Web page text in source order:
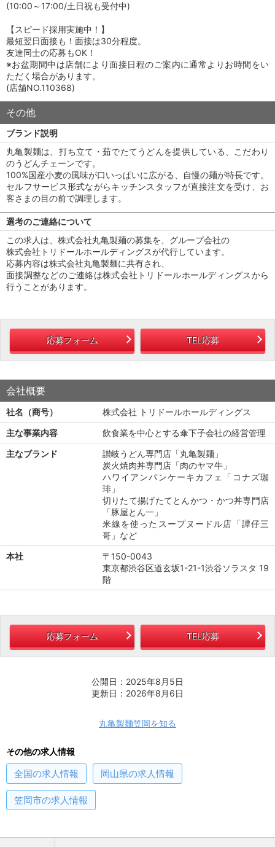
(10:00～17:00/土日祝も受付中)
【スピード採用実施中！】
最短翌日面接も！面接は30分程度。
友達同士の応募もOK！
※お盆期間中は店舗により面接日程のご案内に通常よりお時間をい
ただく場合があります。
(店舗NO.110368)
その他
ブランド説明
丸亀製麺は、打ち立て・茹でたてうどんを提供している、こだわり
のうどんチェーンです。
100%国産小麦の風味が口いっぱいに広がる、自慢の麺が特長です。
セルフサービス形式ながらキッチンスタッフが直接注文を受け、お
客さまの目の前で調理します。
選考のご連絡について
この求人は、株式会社丸亀製麺の募集を、グループ会社の
株式会社トリドールホールディングスが代行しています。
応募内容は株式会社丸亀製麺に共有され、
面接調整などのご連絡は株式会社トリドールホールディングスから
行うことがあります。
応募フォーム TEL応募
会社概要
社名（商号）
株式会社 トリドールホールディングス
主な事業内容
飲食業を中心とする傘下子会社の経営管理
主なブランド
讃岐うどん専門店「丸亀製麺」
炭火焼肉丼専門店「肉のヤマ牛」
ハワイアンパンケーキカフェ「コナズ珈
琲」
切りたて揚げたてとんかつ・かつ丼専門店
「豚屋とん一」
米線を使ったスープヌードル店「譚仔三
哥」など
本社
〒150-0043
東京都渋谷区道玄坂1-21-1渋谷ソラスタ 19
階
応募フォーム TEL応募
公開日：2025年8月5日
更新日：2026年8月6日
丸亀製麺笠岡を知る
その他の求人情報
全国の求人情報 岡山県の求人情報
笠岡市の求人情報